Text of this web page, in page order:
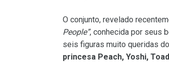
O conjunto, revelado
People”, conhecida por seus
seis figuras muito queridas
princesa Peach, Yoshi, Toad